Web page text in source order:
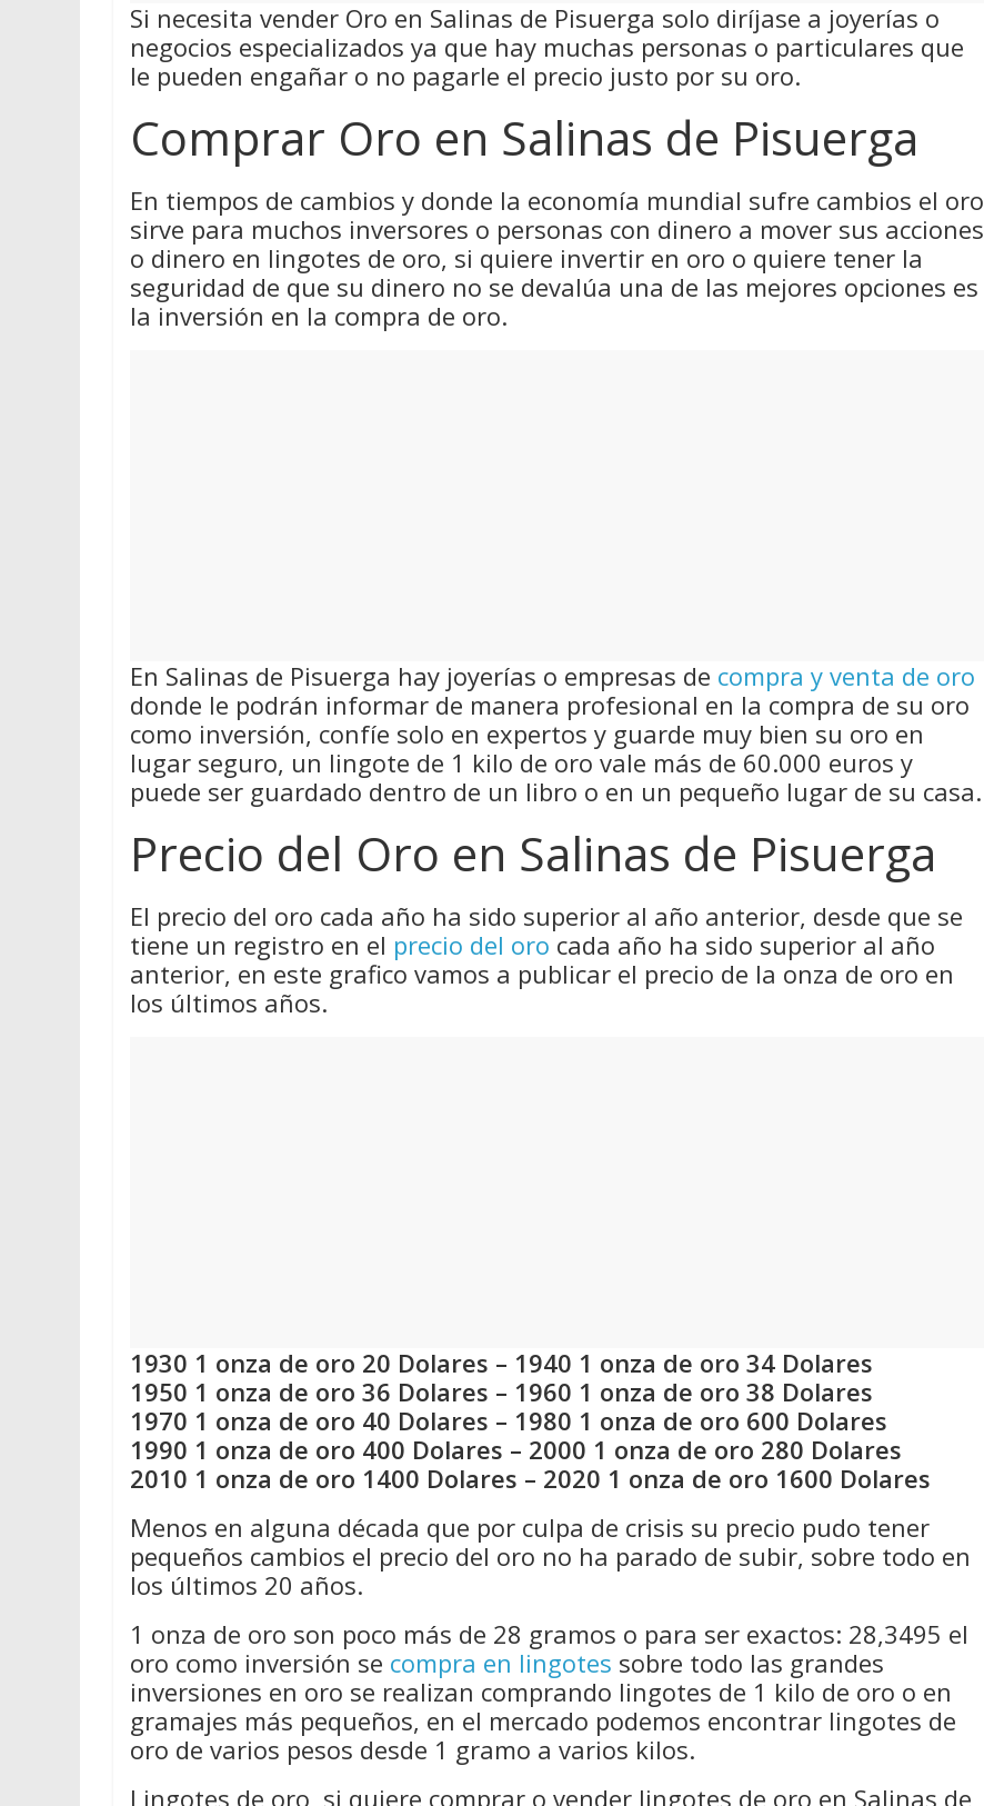
Si necesita vender Oro en Salinas de Pisuerga solo diríjase a joyerías o
negocios especializados ya que hay muchas personas o particulares que
le pueden engañar o no pagarle el precio justo por su oro.
Comprar Oro en Salinas de Pisuerga
En tiempos de cambios y donde la economía mundial sufre cambios el oro
sirve para muchos inversores o personas con dinero a mover sus acciones
o dinero en lingotes de oro, si quiere invertir en oro o quiere tener la
seguridad de que su dinero no se devalúa una de las mejores opciones es
la inversión en la compra de oro.
En Salinas de Pisuerga hay joyerías o empresas de compra y venta de oro
donde le podrán informar de manera profesional en la compra de su oro
como inversión, confíe solo en expertos y guarde muy bien su oro en
lugar seguro, un lingote de 1 kilo de oro vale más de 60.000 euros y
puede ser guardado dentro de un libro o en un pequeño lugar de su casa.
Precio del Oro en Salinas de Pisuerga
El precio del oro cada año ha sido superior al año anterior, desde que se
tiene un registro en el precio del oro cada año ha sido superior al año
anterior, en este grafico vamos a publicar el precio de la onza de oro en
los últimos años.
1930 1 onza de oro 20 Dolares – 1940 1 onza de oro 34 Dolares
1950 1 onza de oro 36 Dolares – 1960 1 onza de oro 38 Dolares
1970 1 onza de oro 40 Dolares – 1980 1 onza de oro 600 Dolares
1990 1 onza de oro 400 Dolares – 2000 1 onza de oro 280 Dolares
2010 1 onza de oro 1400 Dolares – 2020 1 onza de oro 1600 Dolares
Menos en alguna década que por culpa de crisis su precio pudo tener
pequeños cambios el precio del oro no ha parado de subir, sobre todo en
los últimos 20 años.
1 onza de oro son poco más de 28 gramos o para ser exactos: 28,3495 el
oro como inversión se compra en lingotes sobre todo las grandes
inversiones en oro se realizan comprando lingotes de 1 kilo de oro o en
gramajes más pequeños, en el mercado podemos encontrar lingotes de
oro de varios pesos desde 1 gramo a varios kilos.
Lingotes de oro, si quiere comprar o vender lingotes de oro en Salinas de